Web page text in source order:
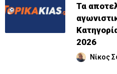
Τα
2026
Νίκος